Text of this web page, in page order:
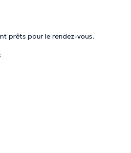
prêts pour le rendez-vous.